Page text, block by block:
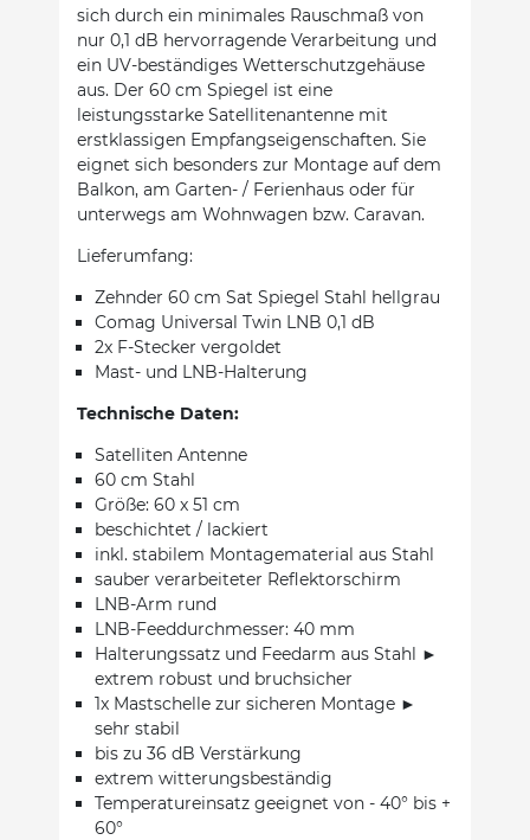
sich durch ein minimales Rauschmaß von
nur 0,1 dB hervorragende Verarbeitung und
ein UV-beständiges Wetterschutzgehäuse
aus. Der 60 cm Spiegel ist eine
leistungsstarke Satellitenantenne mit
erstklassigen Empfangseigenschaften. Sie
eignet sich besonders zur Montage auf dem
Balkon, am Garten- / Ferienhaus oder für
unterwegs am Wohnwagen bzw. Caravan.
Lieferumfang:
Zehnder 60 cm Sat Spiegel Stahl hellgrau
Comag Universal Twin LNB 0,1 dB
2x F-Stecker vergoldet
Mast- und LNB-Halterung
Technische Daten:
Satelliten Antenne
60 cm Stahl
Größe: 60 x 51 cm
beschichtet / lackiert
inkl. stabilem Montagematerial aus Stahl
sauber verarbeiteter Reflektorschirm
LNB-Arm rund
LNB-Feeddurchmesser: 40 mm
Halterungssatz und Feedarm aus Stahl ►
extrem robust und bruchsicher
1x Mastschelle zur sicheren Montage ►
sehr stabil
bis zu 36 dB Verstärkung
extrem witterungsbeständig
Temperatureinsatz geeignet von - 40° bis +
60°